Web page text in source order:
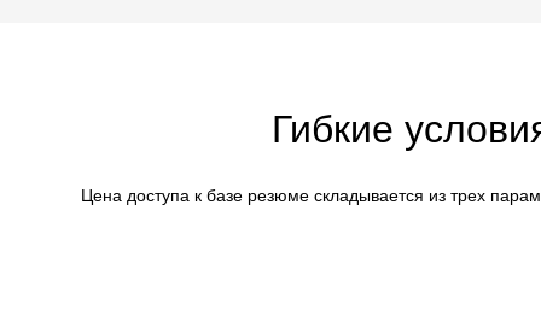
Гибкие
Цена доступа к базе резюме складывается из трех